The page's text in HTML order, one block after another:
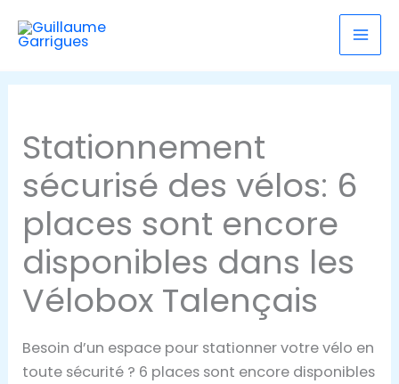
principal
Stationnement
sécurisé des vélos: 6
places sont encore
disponibles dans les
Vélobox Talençais
Besoin d’un espace pour stationner votre vélo en
toute sécurité ? 6 places sont encore disponibles